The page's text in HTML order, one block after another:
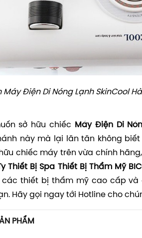
Máy Điện Di Nóng Lạnh SkinCool
sở hữu chiếc Máy Điện Di
này mà lại lăn tăn không
chiếc máy trên vừa chính
Thiết Bị Spa Thiết Bị Thẩm Mỹ
các thiết bị thẩm mỹ cao cấp và
Hãy gọi ngay tới Hotline cho
PHẨM